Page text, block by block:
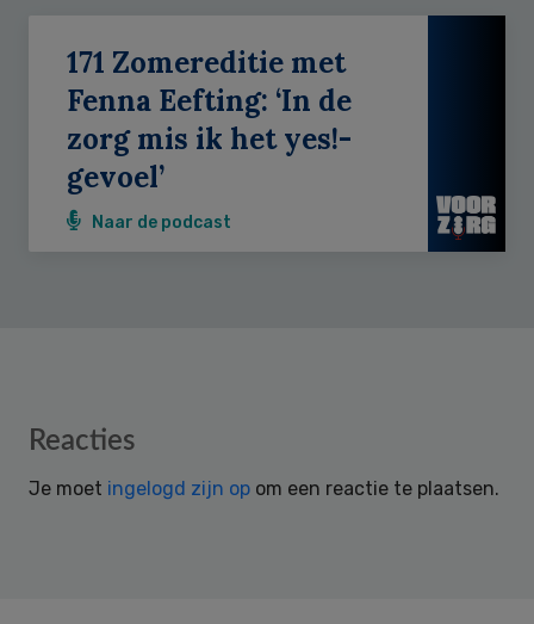
171 Zomereditie met
Fenna Eefting: ‘In de
zorg mis ik het yes!-
gevoel’
Naar de podcast
Reader
Reacties
Je moet ingelogd zijn op om een reactie te plaatsen.